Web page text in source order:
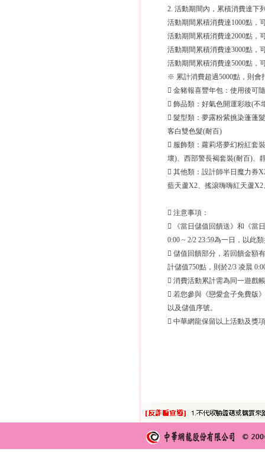
2. 活動期間內，累積消費達下
活動期間累積消費達1000點，
活動期間累積消費達2000點，
活動期間累積消費達3000點，
活動期間累積消費達5000點，
※ 累計消費超過5000點，則會
 金豬報喜豐年包：使用後可
 飾品類：好氣色開運彩妝(不
 髮型類：夢露粉紫挑染蓬蓬
客白雙色髮(耐百)
 服飾類：蘿莉塔夢幻粉紅套
壞)、西部警長褐套裝(耐百)、
 其他類：設計師半日魔力券
藍天蘆X2、搖滾嗨嗨紅天蘆
 注意事項：
 《當日儲值回饋送》和《當
0:00 ~ 2/2 23:59為一日，以此
 儲值回饋部分，若回饋金額
計儲值750點，則於2/3 凌晨
 消費活動累計需為同一遊戲
 若您參與《戀愛盒子免費版
以及儲值序號。
 中華網龍保留以上活動及獎